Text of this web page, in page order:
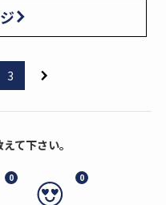
3
て下さい。
0 0